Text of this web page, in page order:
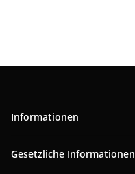
Informationen
Gesetzliche Informationen